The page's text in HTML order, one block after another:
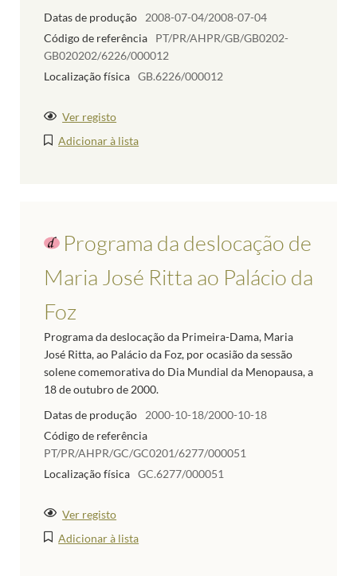
Datas de produção
2008-07-04/2008-07-04
Código de referência
PT/PR/AHPR/GB/GB0202-
GB020202/6226/000012
Localização física GB.6226/000012
Ver registo
Adicionar à lista
Programa da deslocação de
Maria José Ritta ao Palácio da
Foz
Programa da deslocação da Primeira-Dama, Maria
José Ritta, ao Palácio da Foz, por ocasião da sessão
solene comemorativa do Dia Mundial da Menopausa, a
18 de outubro de 2000.
Datas de produção
2000-10-18/2000-10-18
Código de referência
PT/PR/AHPR/GC/GC0201/6277/000051
Localização física GC.6277/000051
Ver registo
Adicionar à lista